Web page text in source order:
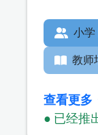
小学
教师
查看更多
● 已经推